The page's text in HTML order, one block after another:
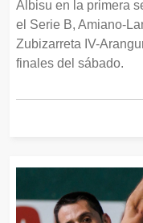
Albisu en la primera
el Serie B, Amiano-
Zubizarreta IV-
finales del sábado.